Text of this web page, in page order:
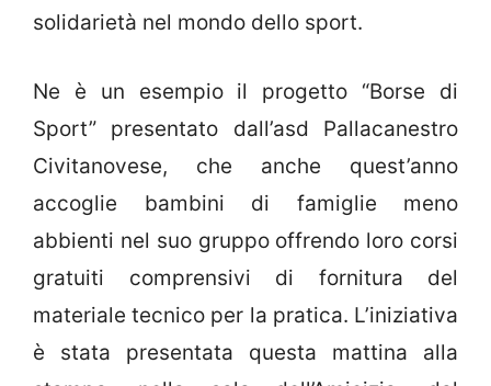
solidarietà nel mondo dello sport.
Ne è un esempio il progetto “Borse di
Sport” presentato dall’asd Pallacanestro
Civitanovese, che anche quest’anno
accoglie bambini di famiglie meno
abbienti nel suo gruppo offrendo loro corsi
gratuiti comprensivi di fornitura del
materiale tecnico per la pratica. L’iniziativa
è stata presentata questa mattina alla